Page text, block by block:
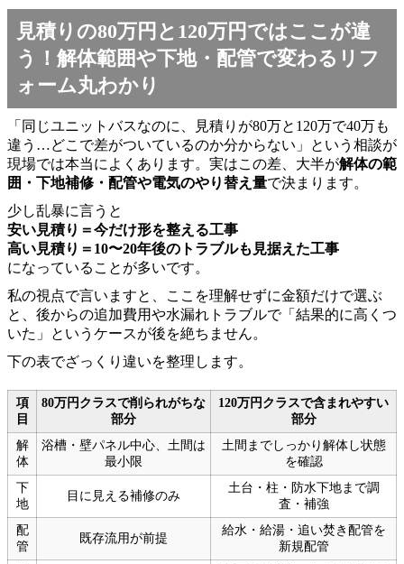
見積りの80万円と120万円ではここが違
う！解体範囲や下地・配管で変わるリフ
ォーム丸わかり
「同じユニットバスなのに、見積りが80万と120万で40万も
違う…どこで差がついているのか分からない」という相談が
現場では本当によくあります。実はこの差、大半が解体の範
囲・下地補修・配管や電気のやり替え量で決まります。
少し乱暴に言うと
安い見積り＝今だけ形を整える工事
高い見積り＝10〜20年後のトラブルも見据えた工事
になっていることが多いです。
私の視点で言いますと、ここを理解せずに金額だけで選ぶ
と、後からの追加費用や水漏れトラブルで「結果的に高くつ
いた」というケースが後を絶ちません。
下の表でざっくり違いを整理します。
項
目
80万円クラスで削られがちな
部分
120万円クラスで含まれやすい
部分
解
体
浴槽・壁パネル中心、土間は
最小限
土間までしっかり解体し状態
を確認
下
地
目に見える補修のみ
土台・柱・防水下地まで調
査・補強
配
管
既存流用が前提
給水・給湯・追い焚き配管を
新規配管